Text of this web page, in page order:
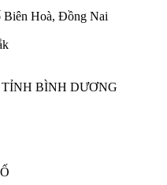
Biên Hoà, Đồng Nai
TỈNH BÌNH DƯƠNG